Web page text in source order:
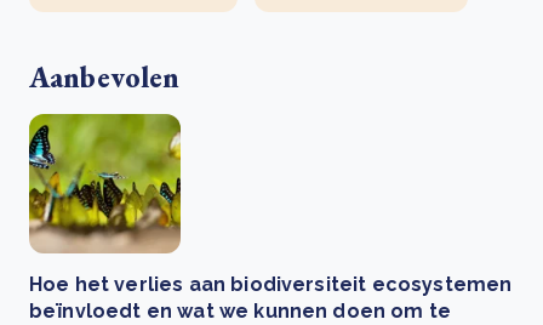
Aanbevolen
Hoe het verlies aan biodiversiteit ecosystemen
beïnvloedt en wat we kunnen doen om te